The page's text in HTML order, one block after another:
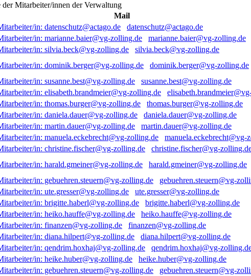
der Mitarbeiter/innen der Verwaltung
Mail
datenschutz@actago.de
marianne.baier@vg-zolling.de
silvia.beck@vg-zolling.de
dominik.berger@vg-zolling.de
susanne.best@vg-zolling.de
thomas.burger@vg-zolling.de
daniela.dauer@vg-zolling.de
martin.dauer@vg-zolling.de
manuela.eckebrecht@vg-
christine.fischer@vg-
harald.gmeiner@vg-zolling.de
gebuehren.steuern@vg-
ute.gresser@vg-zolling.de
brigitte.haberl@vg-zolling.de
heiko.hauffe@vg-zolling.de
finanzen@vg-zolling.de
diana.hilpert@vg-zolling.de
qendrim.hoxhaj@vg-
heike.huber@vg-zolling.de
gebuehren.steuern@vg-